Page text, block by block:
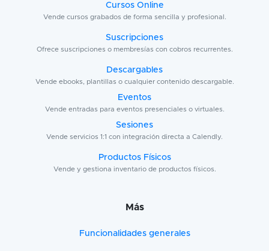
Cursos Online
Vende cursos grabados de forma sencilla y profesional.
Suscripciones
Ofrece suscripciones o membresías con cobros recurrentes.
Descargables
Vende ebooks, plantillas o cualquier contenido descargable.
Eventos
Vende entradas para eventos presenciales o virtuales.
Sesiones
Vende servicios 1:1 con integración directa a Calendly.
Productos Físicos
Vende y gestiona inventario de productos físicos.
Más
Funcionalidades generales